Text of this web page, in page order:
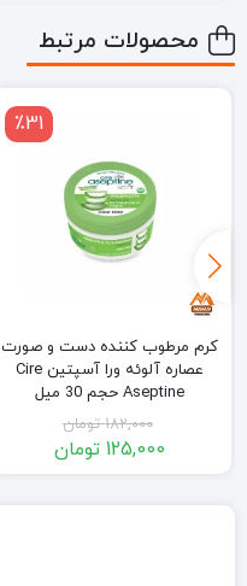
محصولات مرتبط
٪31
کرم مرطوب کننده دست و صورت
عصاره آلوئه ورا آسپتین Cire
Aseptine حجم 30 میل
182,000 تومان
125,000 تومان